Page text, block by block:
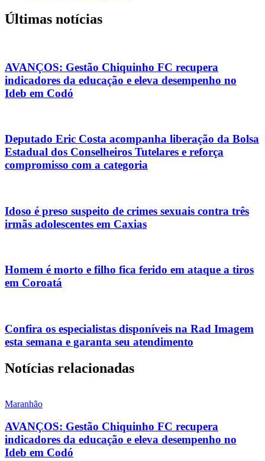
Últimas notícias
AVANÇOS: Gestão Chiquinho FC recupera
indicadores da educação e eleva desempenho no
Ideb em Codó
Deputado Eric Costa acompanha liberação da Bolsa
Estadual dos Conselheiros Tutelares e reforça
compromisso com a categoria
Idoso é preso suspeito de crimes sexuais contra três
irmãs adolescentes em Caxias
Homem é morto e filho fica ferido em ataque a tiros
em Coroatá
Confira os especialistas disponíveis na Rad Imagem
esta semana e garanta seu atendimento
Notícias relacionadas
Maranhão
AVANÇOS: Gestão Chiquinho FC recupera
indicadores da educação e eleva desempenho no
Ideb em Codó